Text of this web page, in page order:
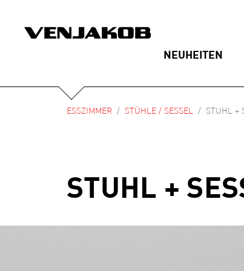
NEUHEITEN
ESSZIMMER STÜHLE / SESSEL STUHL +
STUHL +